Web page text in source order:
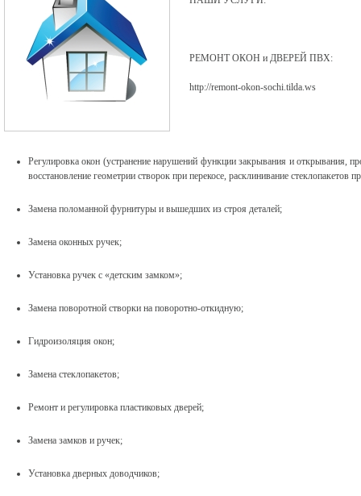
РЕМОНТ ОКОН и ДВЕРЕЙ ПВХ:
http://remont-okon-sochi.tilda.ws
Регулировка окон (устранение нарушений функции закрывания и открывания,
восстановление геометрии створок при перекосе, расклинивание стеклопакетов
Замена поломанной фурнитуры и вышедших из строя деталей;
Замена оконных ручек;
Установка ручек с «детским замком»;
Замена поворотной створки на поворотно-откидную;
Гидроизоляция окон;
Замена стеклопакетов;
Ремонт и регулировка пластиковых дверей;
Замена замков и ручек;
Установка дверных доводчиков;